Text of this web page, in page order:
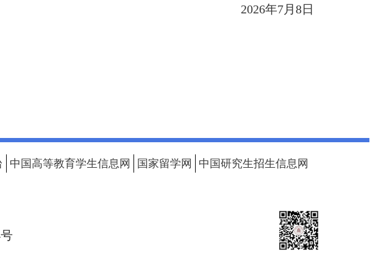
2026年7月8日
中国高等教育学生信息网 国家留学网 中国研究生招生信息网